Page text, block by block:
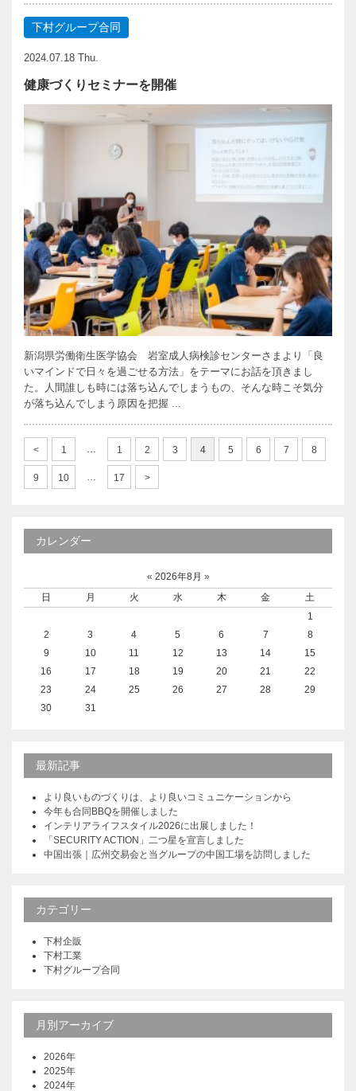
下村グループ合同
2024.07.18 Thu.
健康づくりセミナーを開催
新潟県労働衛生医学協会 岩室成人病検診センターさまより「良
いマインドで日々を過ごせる方法」をテーマにお話を頂きまし
た。人間誰しも時には落ち込んでしまうもの、そんな時こそ気分
が落ち込んでしまう原因を把握 ...
1 … 1 2 3 4 5 6 7 8
9 10 … 17
カレンダー
« 2026年8月 »
日
月 火 水 木 金
土
1
2
3 4 5 6 7
8
9
10 11 12 13 14
15
16
17 18 19 20 21
22
23
24 25 26 27 28
29
30
31
最新記事
より良いものづくりは、より良いコミュニケーションから
今年も合同BBQを開催しました
インテリアライフスタイル2026に出展しました！
「SECURITY ACTION」二つ星を宣言しました
中国出張｜広州交易会と当グループの中国工場を訪問しました
カテゴリー
下村企販
下村工業
下村グループ合同
月別アーカイブ
2026年
2025年
2024年